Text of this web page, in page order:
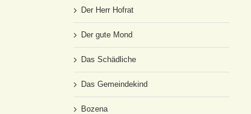
Der Herr Hofrat
Der gute Mond
Das Schädliche
Das Gemeindekind
Bozena